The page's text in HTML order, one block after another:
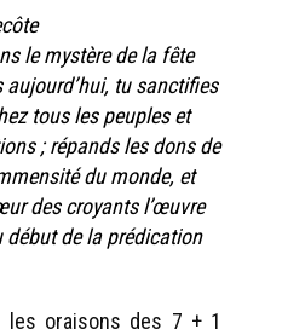
le mystère de la fête
aujourd’hui, tu sanctifies
tous les peuples et
; répands les dons de
du monde, et
des croyants l’œuvre
début de la prédication
les oraisons des 7 + 1